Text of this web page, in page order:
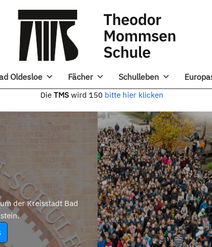
Oldesloe Fächer Schulleben
TMS wird 150 bitte hier klicken
der Kreisstadt Bad